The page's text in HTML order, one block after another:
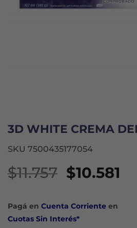
3D WHITE CREMA
SKU 7500435177054
$11.757 El
original
era:
$10.581
Pagá en Cuenta Corriente en
Cuotas Sin Interés*